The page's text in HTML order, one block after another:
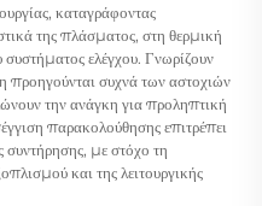
καταγράφοντας
της πλάσματος, στη θερμική
ελέγχου. Γνωρίζουν
προηγούνται συχνά των αστοχιών
την ανάγκη για προληπτική
παρακολούθησης επιτρέπει
με στόχο τη
και της λειτουργικής